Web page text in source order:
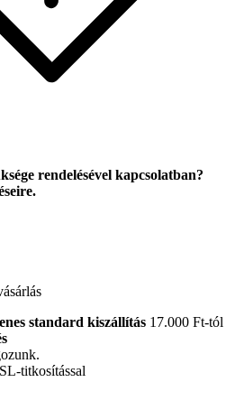
rendelésével kapcsolatban?
standard kiszállítás 17.000 Ft-tól
titkosítással